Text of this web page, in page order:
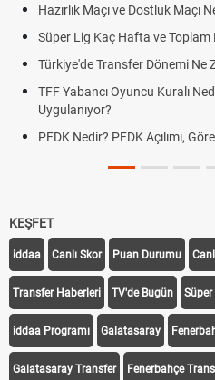
Hazırlık Maçı ve Dostluk Maçı
Süper Lig Kaç Hafta ve Toplam
Türkiye'de Transfer Dönemi Ne
TFF Yabancı Oyuncu Kuralı
Uygulanıyor?
PFDK Nedir? PFDK Açılımı,
KEŞFET
iddaa Canlı Skor Puan Durumu
Transfer Haberleri TV'de Bugün
iddaa Programı Galatasaray
Galatasaray Transfer Fenerbahçe